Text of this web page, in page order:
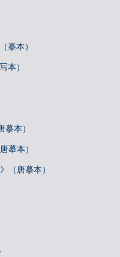
摹本）
本）
本）
摹本）
（唐摹本）